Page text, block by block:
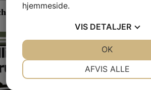
efteråret
hjemmeside.
VIS DETALJER
AFVIS ALLE
OK